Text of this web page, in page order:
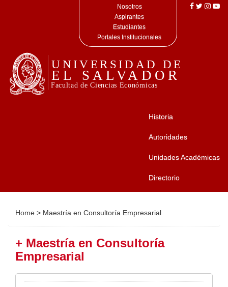
Nosotros
Aspirantes
Estudiantes
Portales Institucionales
Historia
Autoridades
Unidades Académicas
Directorio
Home > Maestría en Consultoría Empresarial
+ Maestría en Consultoría
Empresarial